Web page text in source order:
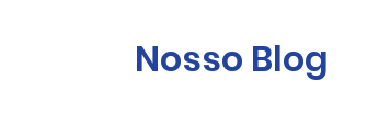
Nosso Blog